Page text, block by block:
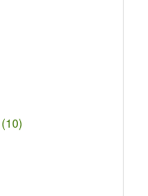
(10)